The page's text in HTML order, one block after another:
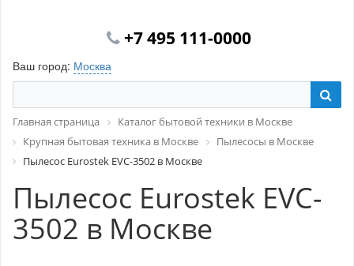
+7 495 111-0000
Ваш город: Москва
Главная страница
Каталог бытовой техники в Москве
Крупная бытовая техника в Москве
Пылесосы в Москве
Пылесос Eurostek EVC-3502 в Москве
Пылесос Eurostek EVC-
3502 в Москве